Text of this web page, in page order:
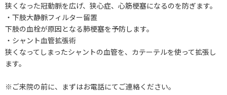
狭くなった冠動脈を広げ、狭心症、心筋梗塞になるのを防ぎます。
・下肢大静脈フィルター留置
下肢の血栓が原因となる肺梗塞を予防します。
・シャント血管拡張術
狭くなってしまったシャントの血管を、カテーテルを使って拡張し
ます。
※ご来院の前に、まずはお電話にてご連絡ください。